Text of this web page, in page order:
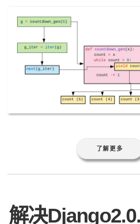
了解更多
解决